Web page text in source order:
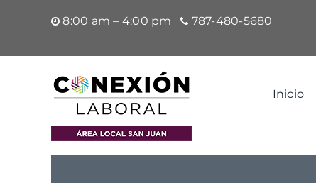
8:00 am – 4:00 pm 787-480-5680
Inicio